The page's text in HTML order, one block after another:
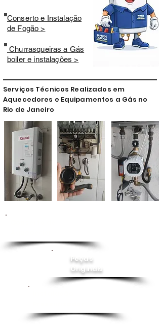
Conserto e Instalação
de Fogão >
Churrasqueiras a Gás
boiler e instalações >
Serviços Técnicos Realizados em
Aquecedores e Equipamentos a Gás no
Rio de Janeiro
Peças
Originais